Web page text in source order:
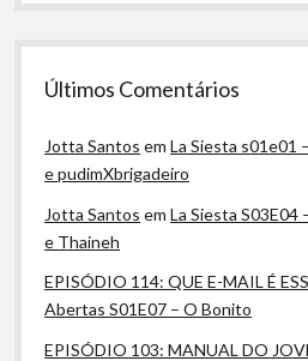
Últimos Comentários
Jotta Santos emLa Siesta s01e01
e pudimXbrigadeiro
Jotta Santos emLa Siesta S03E04
e Thaineh
EPISÓDIO 114: QUE E-MAIL É
Abertas S01E07 – O Bonito
EPISÓDIO 103: MANUAL DO